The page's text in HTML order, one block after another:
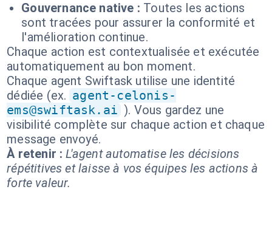
Gouvernance native : Toutes les actions
sont tracées pour assurer la conformité et
l'amélioration continue.
Chaque action est contextualisée et exécutée
automatiquement au bon moment.
Chaque agent Swiftask utilise une identité
dédiée (ex. agent-celonis-
ems@swiftask.ai ). Vous gardez une
visibilité complète sur chaque action et chaque
message envoyé.
À retenir : L'agent automatise les décisions
répétitives et laisse à vos équipes les actions à
forte valeur.